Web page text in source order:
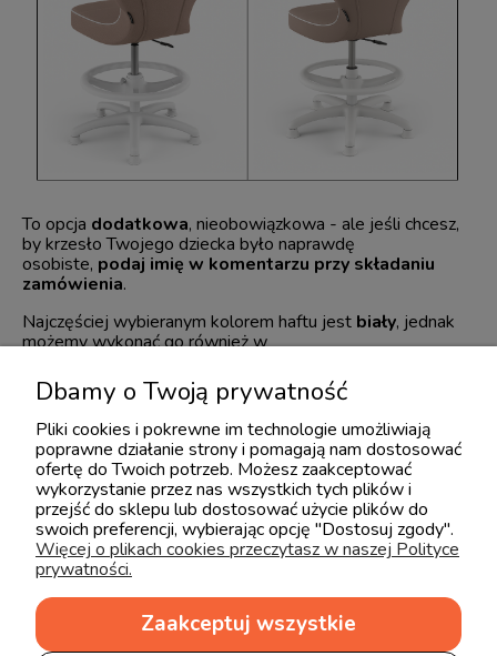
To opcja dodatkowa, nieobowiązkowa - ale jeśli chcesz,
by krzesło Twojego dziecka było naprawdę
osobiste, podaj imię w komentarzu przy składaniu
zamówienia.
Najczęściej wybieranym kolorem haftu jest biały, jednak
możemy wykonać go również w
Jeśli preferujesz inny kolor, podaj tę informację razem z
imieniem dziecka, np. Pola - kolor czarny.
Dbamy o Twoją prywatność
Pliki cookies i pokrewne im technologie umożliwiają
poprawne działanie strony i pomagają nam dostosować
ofertę do Twoich potrzeb. Możesz zaakceptować
wykorzystanie przez nas wszystkich tych plików i
przejść do sklepu lub dostosować użycie plików do
swoich preferencji, wybierając opcję "Dostosuj zgody".
Więcej o plikach cookies przeczytasz w naszej Polityce
prywatności.
Zaakceptuj wszystkie